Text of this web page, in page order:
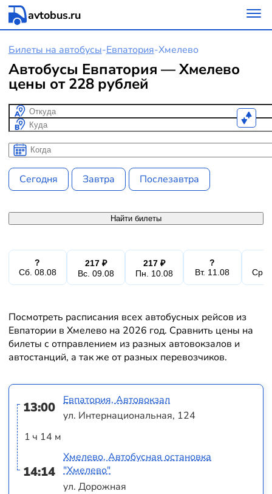
avtobus.ru
Билеты на автобусы-Евпатория-Хмелево
Автобусы Евпатория — Хмелево
цены от 228 рублей
Откуда
Куда
Когда
Когда
Сегодня Завтра Послезавтра
Найти билеты
?
Сб. 08.08
217 ₽
Вс. 09.08
217 ₽
Пн. 10.08
?
Вт. 11.08
Ср.
Посмотреть расписания всех автобусных рейсов из
Евпатории в Хмелево на 2026 год. Сравнить цены на
билеты с отправлением из разных автовокзалов и
автостанций, а так же от разных перевозчиков.
13:00
1 ч 14 м
14:14
Евпатория, Автовокзал
ул. Интернациональная, 124
Хмелево, Автобусная остановка
"Хмелево"
ул. Дорожная